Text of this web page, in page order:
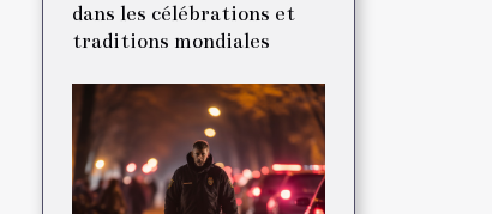
dans les célébrations et
traditions mondiales